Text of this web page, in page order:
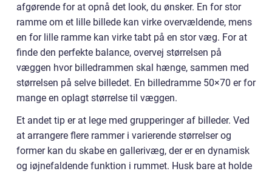
afgørende for at opnå det look, du ønsker. En for stor
ramme om et lille billede kan virke overvældende, mens
en for lille ramme kan virke tabt på en stor væg. For at
finde den perfekte balance, overvej størrelsen på
væggen hvor billedrammen skal hænge, sammen med
størrelsen på selve billedet. En billedramme 50×70 er for
mange en oplagt størrelse til væggen.
Et andet tip er at lege med grupperinger af billeder. Ved
at arrangere flere rammer i varierende størrelser og
former kan du skabe en gallerivæg, der er en dynamisk
og iøjnefaldende funktion i rummet. Husk bare at holde